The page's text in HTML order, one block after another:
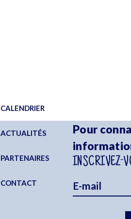
CALENDRIER
ACTUALITÉS
PARTENAIRES
CONTACT
Pour
INSCRIVEZ-